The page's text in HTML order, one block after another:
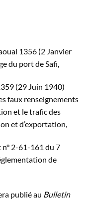
1356 (2 Janvier
du port de Safi,
(29 Juin 1940)
faux renseignements
et le trafic des
et d’exportation,
n° 2-61-161 du 7
de
publié au Bulletin